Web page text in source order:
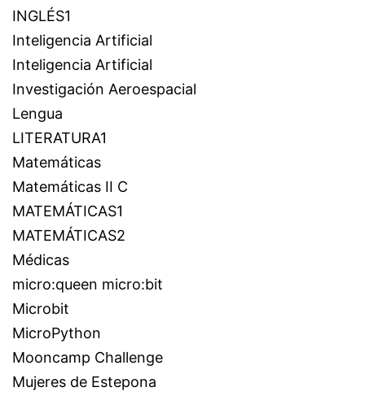
INGLÉS1
Inteligencia Artificial
Inteligencia Artificial
Investigación Aeroespacial
Lengua
LITERATURA1
Matemáticas
Matemáticas II C
MATEMÁTICAS1
MATEMÁTICAS2
Médicas
micro:queen micro:bit
Microbit
MicroPython
Mooncamp Challenge
Mujeres de Estepona